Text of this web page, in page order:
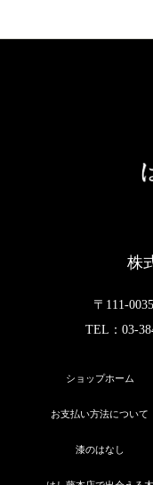
株
〒111-
TEL：03-
ショップホーム
お支払い方法について
漆のはなし